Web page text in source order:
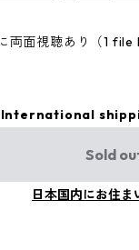
両面視聴あり（1
International
Sold
日本国内にお住ま